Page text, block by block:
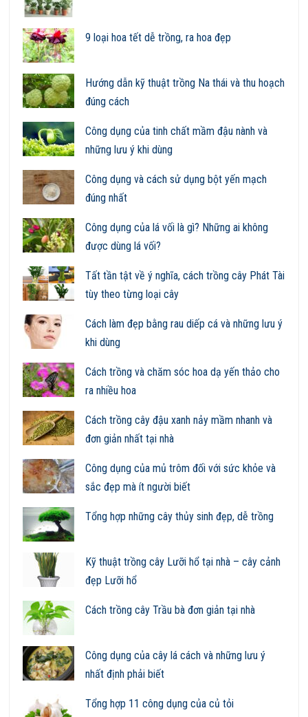
9 loại hoa tết dễ trồng, ra hoa đẹp
Hướng dẫn kỹ thuật trồng Na thái và thu hoạch
đúng cách
Công dụng của tinh chất mầm đậu nành và
những lưu ý khi dùng
Công dụng và cách sử dụng bột yến mạch
đúng nhất
Công dụng của lá vối là gì? Những ai không
được dùng lá vối?
Tất tần tật về ý nghĩa, cách trồng cây Phát Tài
tùy theo từng loại cây
Cách làm đẹp bằng rau diếp cá và những lưu ý
khi dùng
Cách trồng và chăm sóc hoa dạ yến thảo cho
ra nhiều hoa
Cách trồng cây đậu xanh nảy mầm nhanh và
đơn giản nhất tại nhà
Công dụng của mủ trôm đối với sức khỏe và
sắc đẹp mà ít người biết
Tổng hợp những cây thủy sinh đẹp, dễ trồng
Kỹ thuật trồng cây Lưỡi hổ tại nhà – cây cảnh
đẹp Lưỡi hổ
Cách trồng cây Trầu bà đơn giản tại nhà
Công dụng của cây lá cách và những lưu ý
nhất định phải biết
Tổng hợp 11 công dụng của củ tỏi